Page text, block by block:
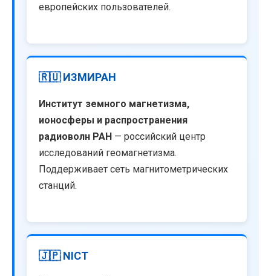
европейских пользователей.
🇷🇺 ИЗМИРАН
Институт земного магнетизма,
ионосферы и распространения
радиоволн РАН — российский центр
исследований геомагнетизма.
Поддерживает сеть магнитометрических
станций.
🇯🇵 NICT